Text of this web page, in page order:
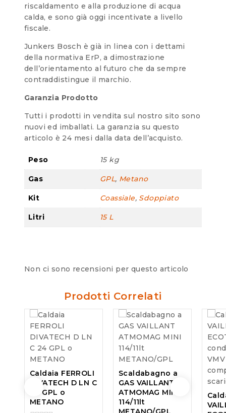
riscaldamento e alla produzione di acqua
calda, e sono già oggi incentivate a livello
fiscale.
Junkers Bosch è già in linea con i dettami
della normativa ErP, a dimostrazione
dell’orientamento al futuro che da sempre
contraddistingue il marchio.
Garanzia Prodotto
Tutti i prodotti in vendita sul nostro sito sono
nuovi ed imballati. La garanzia su questo
articolo è 24 mesi dalla data dell’acquisto.
Peso 15 kg
Gas GPL, Metano
Kit Coassiale, Sdoppiato
Litri 15 L
Non ci sono recensioni per questo articolo
Prodotti Correlati
Caldaia FERROLI
DIVATECH D LN C
24 GPL o
METANO
Scaldabagno a
GAS VAILLANT
ATMOMAG MINI
114/11lt